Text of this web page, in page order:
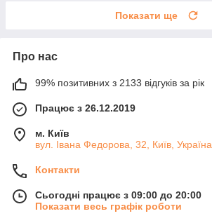
Показати ще
Про нас
99% позитивних з 2133 відгуків за рік
Працює з 26.12.2019
м. Київ
вул. Івана Федорова, 32, Київ, Україна
Контакти
Сьогодні працює з 09:00 до 20:00
Показати весь графік роботи